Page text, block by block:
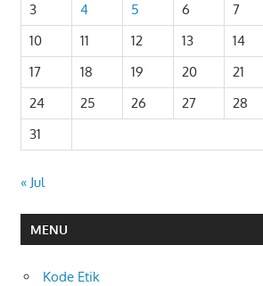
3
4 5 6 7
10
11 12 13 14
17
18 19 20 21
24
25 26 27 28
31
« Jul
MENU
Kode Etik